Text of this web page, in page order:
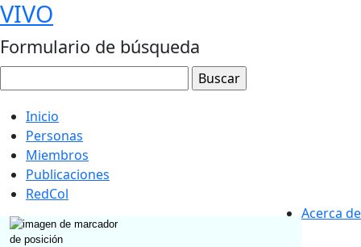
VIVO
Formulario de búsqueda
Inicio
Personas
Miembros
Publicaciones
RedCol
Acerca de